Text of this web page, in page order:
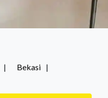
Bekasi